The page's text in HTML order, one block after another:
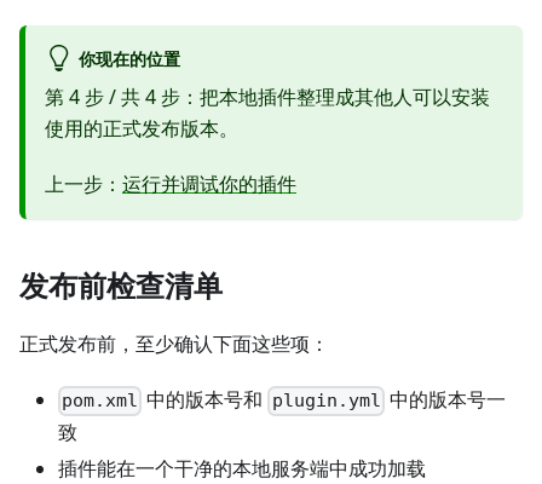
你现在的位置
第 4 步 / 共 4 步：把本地插件整理成其他人可以安装
使用的正式发布版本。
上一步： 运行并调试你的插件
发布前检查清单
正式发布前，至少确认下面这些项：
pom.xml 中的版本号和 plugin.yml 中的版本号一
致
插件能在一个干净的本地服务端中成功加载